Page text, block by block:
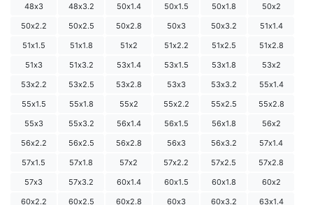
48х3
48х3.2 50х1.4 50х1.5 50х1.8
50х2
50х2.2
50х2.5 50х2.8 50х3 50х3.2
51х1.4
51х1.5
51х1.8 51х2 51х2.2 51х2.5
51х2.8
51х3
51х3.2 53х1.4 53х1.5 53х1.8
53х2
53х2.2
53х2.5 53х2.8 53х3 53х3.2
55х1.4
55х1.5
55х1.8 55х2 55х2.2 55х2.5
55х2.8
55х3
55х3.2 56х1.4 56х1.5 56х1.8
56х2
56х2.2
56х2.5 56х2.8 56х3 56х3.2
57х1.4
57х1.5
57х1.8 57х2 57х2.2 57х2.5
57х2.8
57х3
57х3.2 60х1.4 60х1.5 60х1.8
60х2
60х2.2
60х2.5 60х2.8 60х3 60х3.2
63х1.4